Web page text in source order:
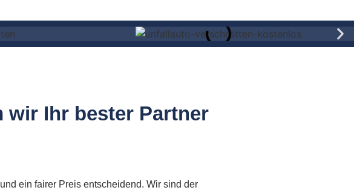
wir Ihr bester Partner
ein fairer Preis entscheidend. Wir sind der